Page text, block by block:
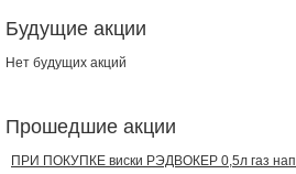
Будущие акции
Нет будущих акций
Прошедшие акции
ПРИ ПОКУПКЕ виски РЭДВОКЕР 0,5л газ